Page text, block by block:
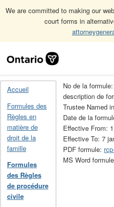
We are committed to making our
court forms in
Navigation
Accueil
Formules des Règles de
Archives des formules des
74.34
Accueil
Formules des
Règles en
matière de
droit de la
famille
Formules
des Règles
de procédure
civile
No de la
description de
Trustee Named
Date de la
Effective From:
Effective To: 7
PDF formule:
MS Word